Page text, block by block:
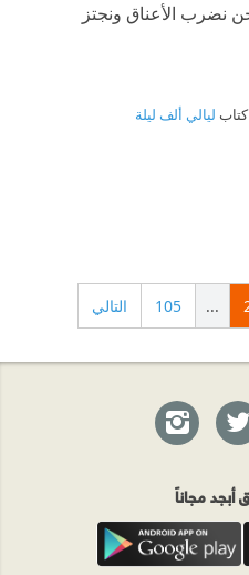
نضرب الأعناق ونجتز
ليالي ألف ليلة
...
105 التالي
مجاناً